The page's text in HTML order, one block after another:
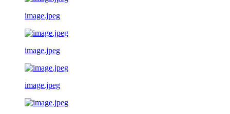
image.jpeg
image.jpeg
image.jpeg